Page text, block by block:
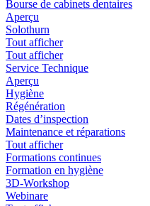
Bourse de cabinets dentaires
Aperçu
Solothurn
Tout afficher
Tout afficher
Service Technique
Aperçu
Hygiène
Régénération
Dates d’inspection
Maintenance et réparations
Tout afficher
Formations continues
Formation en hygiène
3D-Workshop
Webinare